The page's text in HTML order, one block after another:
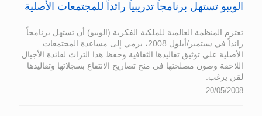
الويبو تستهل برنامجاً تدريبياً رائداً للمجتمعات الأصلية
تعتزم المنظمة العالمية للملكية الفكرية (الويبو) أن تستهل برنامجاً
رائداً في سبتمبر/أيلول 2008، يرمي إلى مساعدة المجتمعات
الأصلية على توثيق تقاليدها الثقافية وحفظ هذا التراث لفائدة الأجيال
اللاحقة وصون مصلحتها في منح تصاريح الانتفاع بسجلاتها وتقاليدها
لمَن يرغب.
20/05/2008